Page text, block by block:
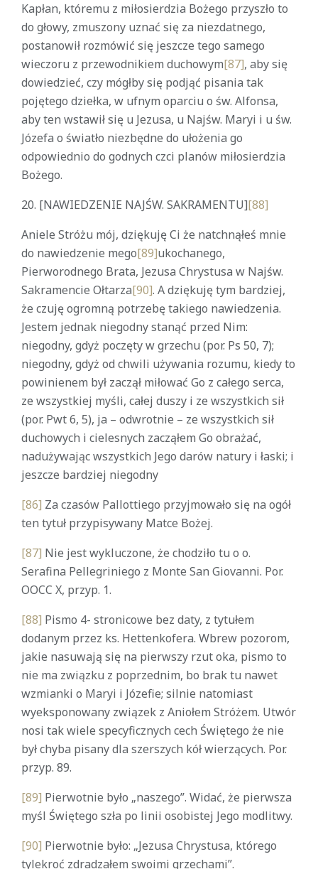
Kapłan, któremu z miłosierdzia Bożego przyszło to
do głowy, zmuszony uznać się za niezdatnego,
postanowił rozmówić się jeszcze tego samego
wieczoru z przewodnikiem duchowym[87], aby się
dowiedzieć, czy mógłby się podjąć pisania tak
pojętego dziełka, w ufnym oparciu o św. Alfonsa,
aby ten wstawił się u Jezusa, u Najśw. Maryi i u św.
Józefa o światło niezbędne do ułożenia go
odpowiednio do godnych czci planów miłosierdzia
Bożego.
20. [NAWIEDZENIE NAJŚW. SAKRAMENTU][88]
Aniele Stróżu mój, dziękuję Ci że natchnąłeś mnie
do nawiedzenie mego[89]ukochanego,
Pierworodnego Brata, Jezusa Chrystusa w Najśw.
Sakramencie Ołtarza[90]. A dziękuję tym bardziej,
że czuję ogromną potrzebę takiego nawiedzenia.
Jestem jednak niegodny stanąć przed Nim:
niegodny, gdyż poczęty w grzechu (por. Ps 50, 7);
niegodny, gdyż od chwili używania rozumu, kiedy to
powinienem był zaczął miłować Go z całego serca,
ze wszystkiej myśli, całej duszy i ze wszystkich sił
(por. Pwt 6, 5), ja – odwrotnie – ze wszystkich sił
duchowych i cielesnych zacząłem Go obrażać,
nadużywając wszystkich Jego darów natury i łaski; i
jeszcze bardziej niegodny
[86] Za czasów Pallottiego przyjmowało się na ogół
ten tytuł przypisywany Matce Bożej.
[87] Nie jest wykluczone, że chodziło tu o o.
Serafina Pellegriniego z Monte San Giovanni. Por.
OOCC X, przyp. 1.
[88] Pismo 4- stronicowe bez daty, z tytułem
dodanym przez ks. Hettenkofera. Wbrew pozorom,
jakie nasuwają się na pierwszy rzut oka, pismo to
nie ma związku z poprzednim, bo brak tu nawet
wzmianki o Maryi i Józefie; silnie natomiast
wyeksponowany związek z Aniołem Stróżem. Utwór
nosi tak wiele specyficznych cech Świętego że nie
był chyba pisany dla szerszych kół wierzących. Por.
przyp. 89.
[89] Pierwotnie było „naszego”. Widać, że pierwsza
myśl Świętego szła po linii osobistej Jego modlitwy.
[90] Pierwotnie było: „Jezusa Chrystusa, którego
tylekroć zdradzałem swoimi grzechami”.